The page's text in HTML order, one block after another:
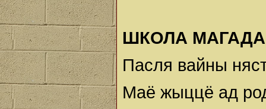
ШКОЛА
Пасля вайны
Маё жыццё ад